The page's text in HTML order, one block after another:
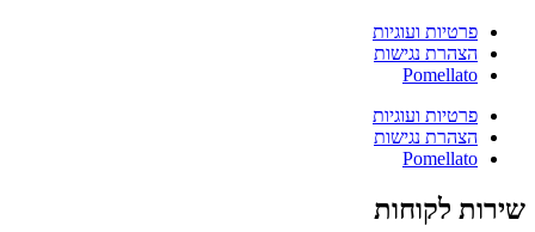
פרטיות ועוגיות
הצהרת נגישות
Pomellato
פרטיות ועוגיות
הצהרת נגישות
Pomellato
שירות לקוחות